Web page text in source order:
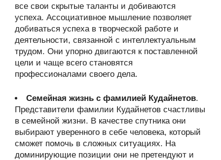
все свои скрытые таланты и добиваются
успеха. Ассоциативное мышление позволяет
добиваться успеха в творческой работе и
деятельности, связанной с интеллектуальным
трудом. Они упорно двигаются к поставленной
цели и чаще всего становятся
профессионалами своего дела.
Семейная жизнь с фамилией Кудайнетов.
Представители фамилии Кудайнетов счастливы
в семейной жизни. В качестве спутника они
выбирают уверенного в себе человека, который
сможет помочь в сложных ситуациях. На
доминирующие позиции они не претендуют и